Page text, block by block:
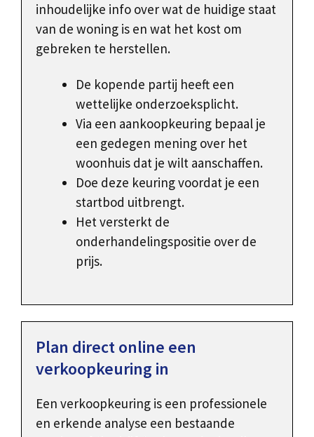
inhoudelijke info over wat de huidige staat
van de woning is en wat het kost om
gebreken te herstellen.
De kopende partij heeft een
wettelijke onderzoeksplicht.
Via een aankoopkeuring bepaal je
een gedegen mening over het
woonhuis dat je wilt aanschaffen.
Doe deze keuring voordat je een
startbod uitbrengt.
Het versterkt de
onderhandelingspositie over de
prijs.
Plan direct online een
verkoopkeuring in
Een verkoopkeuring is een professionele
en erkende analyse een bestaande